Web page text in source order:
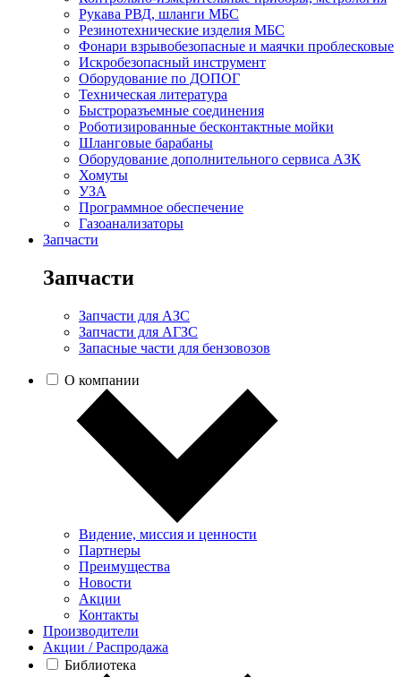
Рукава РВД, шланги МБС
Резинотехнические изделия МБС
Фонари взрывобезопасные и маячки проблесковые
Искробезопасный инструмент
Оборудование по ДОПОГ
Техническая литература
Быстроразъемные соединения
Роботизированные бесконтактные мойки
Шланговые барабаны
Оборудование дополнительного сервиса АЗК
Хомуты
УЗА
Программное обеспечение
Газоанализаторы
Запчасти
Запчасти
Запчасти для АЗС
Запчасти для АГЗС
Запасные части для бензовозов
О компании
Видение, миссия и ценности
Партнеры
Преимущества
Новости
Акции
Контакты
Производители
Акции / Распродажа
Библиотека